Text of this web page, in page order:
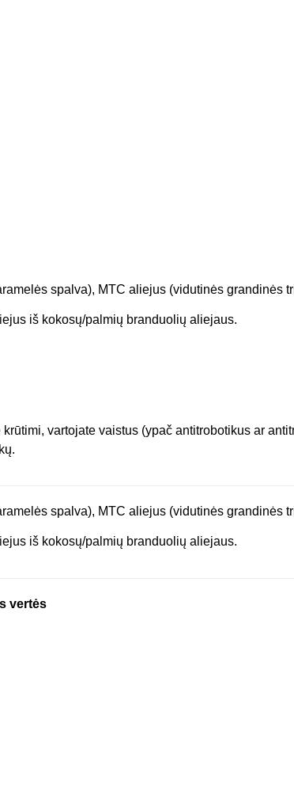
spalva), MTC aliejus (vidutinės grandinės
iš kokosų/palmių branduolių aliejaus.
vartojate vaistus (ypač antitrobotikus ar
spalva), MTC aliejus (vidutinės grandinės
iš kokosų/palmių branduolių aliejaus.
vertės